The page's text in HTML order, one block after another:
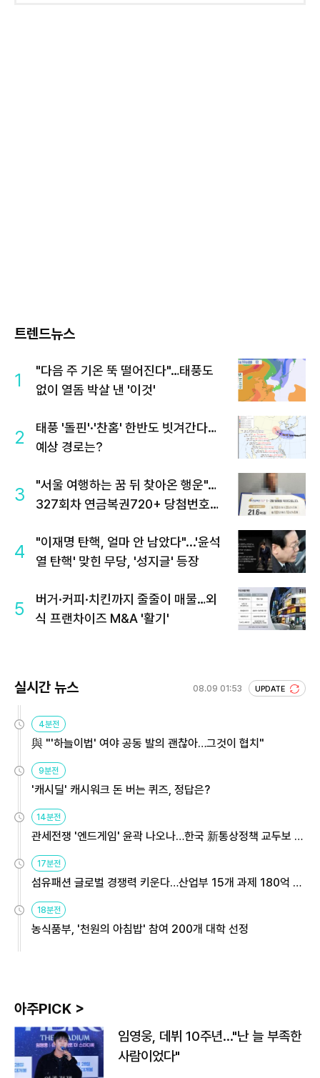
트렌드뉴스
1
"다음 주 기온 뚝 떨어진다"…태풍도
없이 열돔 박살 낸 '이것'
2
태풍 '돌핀'·'찬홈' 한반도 빗겨간다…
예상 경로는?
3
"서울 여행하는 꿈 뒤 찾아온 행운"…
327회차 연금복권720+ 당첨번호조
4
"이재명 탄핵, 얼마 안 남았다"...'윤석
열 탄핵' 맞힌 무당, '성지글' 등장
5
버거·커피·치킨까지 줄줄이 매물…외
식 프랜차이즈 M&A '활기'
실시간 뉴스 08.09 01:53 UPDATE
4분전
與 "'하늘이법' 여야 공동 발의 괜찮아…그것이 협치"
9분전
'캐시딜' 캐시워크 돈 버는 퀴즈, 정답은?
14분전
관세전쟁 '엔드게임' 윤곽 나오나…한국 新통상정책 교두보 활
용해야
17분전
섬유패션 글로벌 경쟁력 키운다…산업부 15개 과제 180억 지
원
18분전
농식품부, '천원의 아침밥' 참여 200개 대학 선정
아주PICK >
임영웅, 데뷔 10주년…"난 늘 부족한
사람이었다"